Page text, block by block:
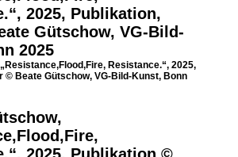
Resistance.“, 2025,
© Beate Gütschow, VG-Bild-Kunst, Bonn